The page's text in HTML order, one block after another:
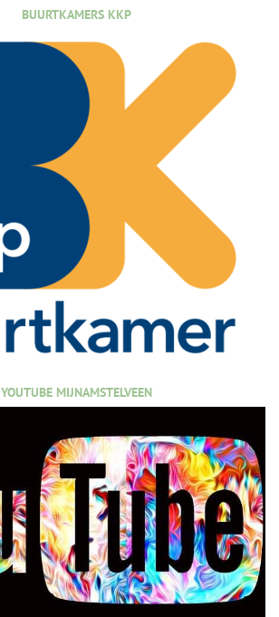
BUURTKAMERS KKP
YOUTUBE MIJNAMSTELVEEN